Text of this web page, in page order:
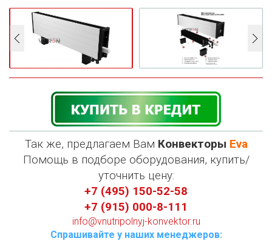
Так же, предлагаем Вам Конвекторы Eva
Помощь в подборе оборудования, купить/
уточнить цену:
+7 (495) 150-52-58
+7 (915) 000-8-111
info@vnutripolnyj-konvektor.ru
Спрашивайте у наших менеджеров: